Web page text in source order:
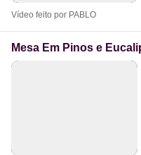
Vídeo feito por PABLO
Mesa Em Pinos e